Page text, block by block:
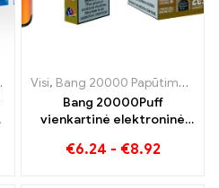
,
Visi, Bang 20000 Papūtimai
Bang 20000Puff
vienkartinė elektroninė
skonio ir dvigubo tinklelio
€6.24 - €8.92